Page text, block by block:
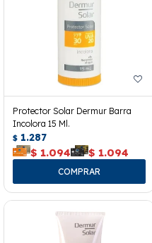
Protector Solar Dermur Barra
Incolora 15 Ml.
$ 1.287
$ 1.094 $ 1.094